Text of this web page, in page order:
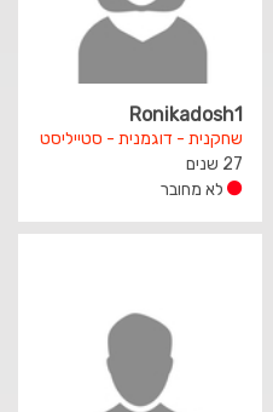
Ronikadosh1
שחקנית - דוגמנית - סטייליסט
27 שנים
לא מחובר